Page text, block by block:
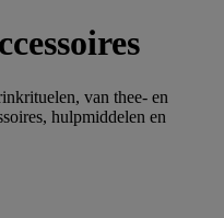
van thee- en
hulpmiddelen en